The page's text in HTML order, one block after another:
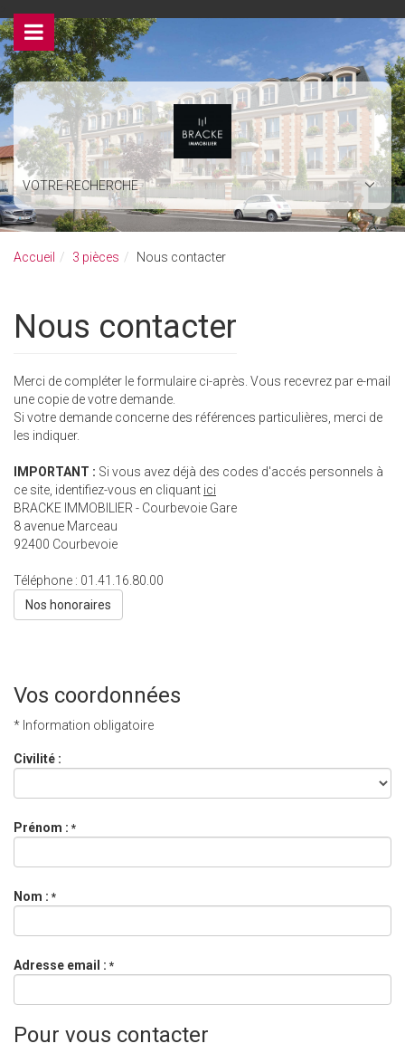
VOTRE RECHERCHE
Accueil 3 pièces Nous contacter
Nous contacter
Merci de compléter le formulaire ci-après. Vous recevrez par e-mail
une copie de votre demande.
Si votre demande concerne des références particulières, merci de
les indiquer.
IMPORTANT : Si vous avez déjà des codes d'accés personnels à
ce site, identifiez-vous en cliquant ici
BRACKE IMMOBILIER - Courbevoie Gare
8 avenue Marceau
92400 Courbevoie
Téléphone : 01.41.16.80.00
Nos honoraires
Vos coordonnées
* Information obligatoire
Civilité :
Prénom : *
Nom : *
Adresse email : *
Pour vous contacter